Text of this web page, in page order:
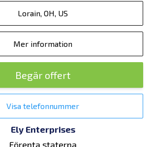
Lorain, OH, US
Mer information
Begär offert
Visa telefonnummer
Ely Enterprises
Förenta staterna